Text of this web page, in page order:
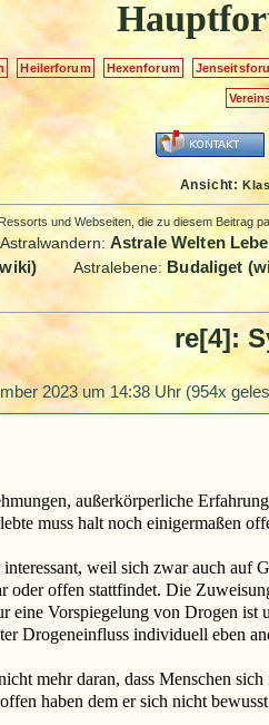
Heilerforum Hexenforum
Ansicht:
und Webseiten, die zu diesem Beitrag
Astralwandern: Astrale Welten
Astralebene: Budaliget
re[4]:
2023 um 14:38 Uhr (954x
außerkörperliche
muss halt noch einigermaßen
interessant, weil sich zwar auch auf
oder offen stattfindet. Die
eine Vorspiegelung von Drogen
Drogeneinfluss individuell eben
mehr daran, dass Menschen
haben dem er sich nicht